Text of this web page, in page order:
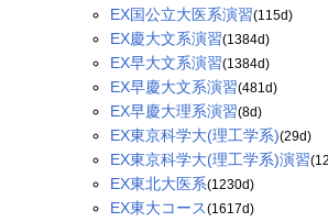
EX国公立大医系演習(115d)
EX慶大文系演習(1384d)
EX早大文系演習(1384d)
EX早慶大文系演習(481d)
EX早慶大理系演習(8d)
EX東京科学大(理工学系)(29d)
EX東京科学大(理工学系)演習
EX東北大医系(1230d)
EX東大コース(1617d)